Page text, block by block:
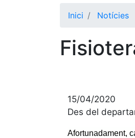
Inici Notícies
15/04/2020
Des del
Afortunadament,